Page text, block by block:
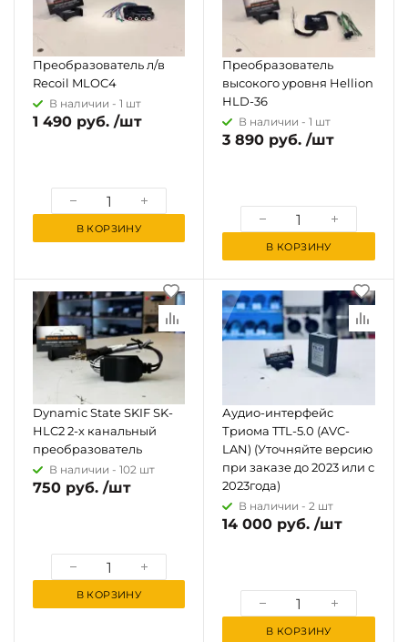
Преобразователь л/в
Recoil MLOC4
В наличии - 1 шт
1 490 руб. /шт
В КОРЗИНУ
Преобразователь
высокого уровня Hellion
HLD-36
В наличии - 1 шт
3 890 руб. /шт
В КОРЗИНУ
Dynamic State SKIF SK-
HLC2 2-х канальный
преобразователь
В наличии - 102 шт
750 руб. /шт
В КОРЗИНУ
Аудио-интерфейс
Триома TTL-5.0 (AVC-
LAN) (Уточняйте версию
при заказе до 2023 или с
2023года)
В наличии - 2 шт
14 000 руб. /шт
В КОРЗИНУ